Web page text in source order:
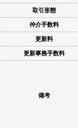
取引形態
仲介手数料
更新料
更新事務手数料
備考